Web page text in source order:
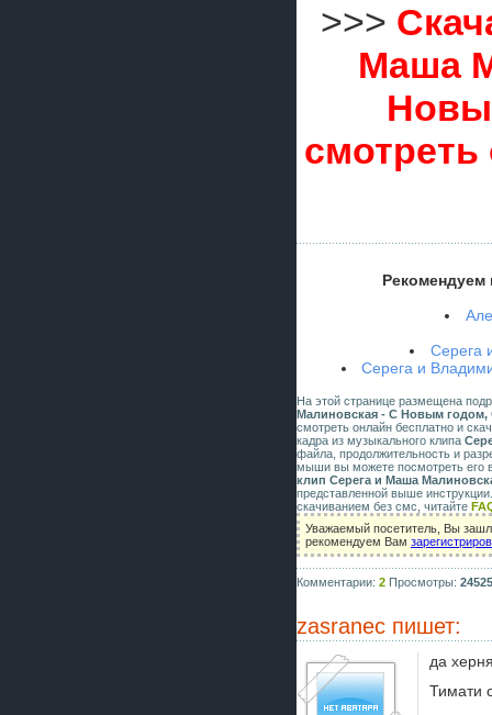
>>>
Маша
Рекомендуем
Серега
Серега и
На этой странице размещена
Малиновская - C Новым годом,
смотреть онлайн бесплатно и
кадра из музыкального клипа
файла, продолжительность и
мыши вы можете посмотреть его
клип Серега и Маша
представленной выше
скачиванием без смс, читайте
Уважаемый посетитель, Вы
рекомендуем Вам
Комментарии: 2 Просмотры: 24525
zasranec пишет:
да
Тимати